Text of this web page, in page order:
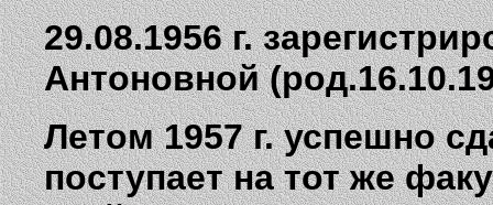
29.08.1956 г.
Антоновной
Летом 1957 г. успешно
поступает на тот же